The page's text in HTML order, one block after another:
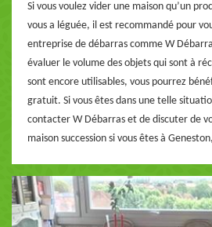
Si vous voulez vider une maison qu’un
vous a léguée, il est recommandé pour
entreprise de débarras comme W
évaluer le volume des objets qui sont à
sont encore utilisables, vous pourrez
gratuit. Si vous êtes dans une telle
contacter W Débarras et de discuter de
maison succession si vous êtes à